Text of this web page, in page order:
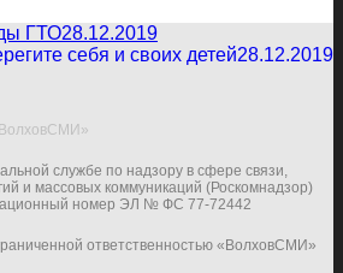
ГТО28.12.2019
себя и своих детей28.12.2019
службе по надзору в сфере связи,
и массовых коммуникаций (Роскомнадзор)
номер ЭЛ № ФС 77-72442
ответственностью «ВолховСМИ»